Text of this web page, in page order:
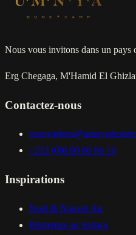
Nous vous invitons dans un pays
Erg Chegaga, M'Hamid El
Contactez-nous
+212 (0)6 00 66 66 16
Inspirations
Noël & Nouvel An
Printemps au Sahara